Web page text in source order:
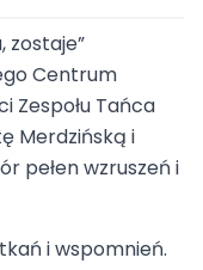
zostaje”
Centrum
Zespołu Tańca
Merdzińską i
pełen wzruszeń i
i wspomnień.